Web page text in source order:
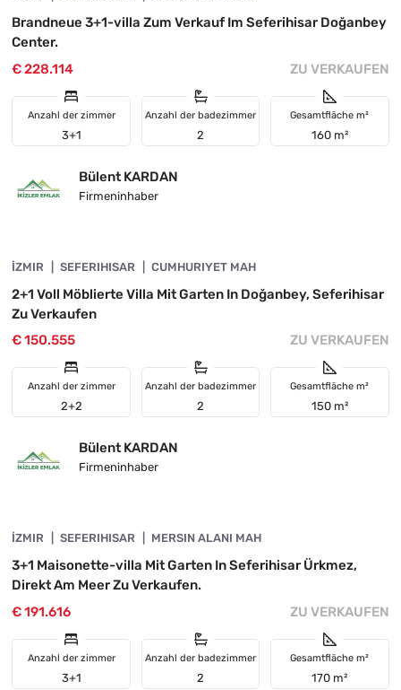
Brandneue 3+1-villa Zum Verkauf Im Seferihisar Doğanbey
Center.
€ 228.114
ZU VERKAUFEN
Anzahl der zimmer
3+1
Anzahl der badezimmer
2
Gesamtfläche m²
160 m²
Bülent KARDAN
Firmeninhaber
VORGESTELLT
İZMIR SEFERIHISAR CUMHURIYET MAH
2+1 Voll Möblierte Villa Mit Garten In Doğanbey, Seferihisar
Zu Verkaufen
€ 150.555
ZU VERKAUFEN
Anzahl der zimmer
2+2
Anzahl der badezimmer
2
Gesamtfläche m²
150 m²
Bülent KARDAN
Firmeninhaber
INVESTITION
İZMIR SEFERIHISAR MERSIN ALANI MAH
3+1 Maisonette-villa Mit Garten In Seferihisar Ürkmez,
Direkt Am Meer Zu Verkaufen.
€ 191.616
ZU VERKAUFEN
Anzahl der zimmer
3+1
Anzahl der badezimmer
2
Gesamtfläche m²
170 m²